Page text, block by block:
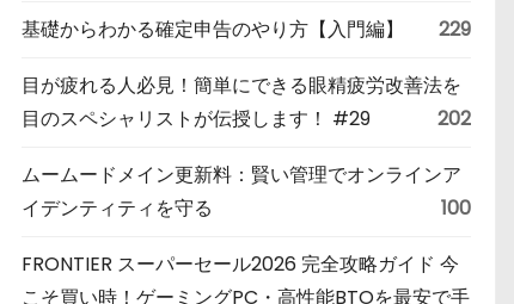
基礎からわかる確定申告のやり方【入門編】 229
目が疲れる人必見！簡単にできる眼精疲労改善法を
目のスペシャリストが伝授します！ #29
202
ムームードメイン更新料：賢い管理でオンラインア
イデンティティを守る
100
FRONTIER スーパーセール2026 完全攻略ガイド 今
こそ買い時！ゲーミングPC・高性能BTOを最安で手